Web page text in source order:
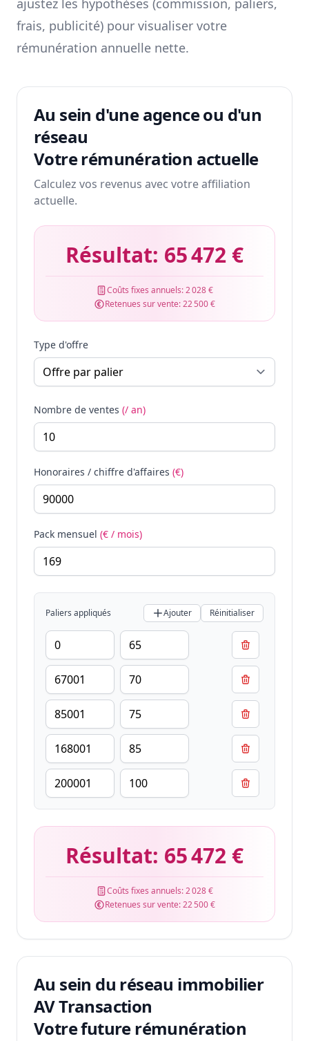
ajustez les hypothèses (commission, paliers,
frais, publicité) pour visualiser votre
rémunération annuelle nette.
Au sein d'une agence ou d'un
réseau
Votre rémunération actuelle
Calculez vos revenus avec votre affiliation
actuelle.
Résultat: 65 472 €
Coûts fixes annuels:2 028 €
Retenues sur vente:22 500 €
Type d'offre
Nombre de ventes (/ an)
Honoraires / chiffre d'affaires (€)
Pack mensuel (€ / mois)
Paliers appliqués Ajouter Réinitialiser
Résultat: 65 472 €
Coûts fixes annuels:2 028 €
Retenues sur vente:22 500 €
Au sein du réseau immobilier
AV Transaction
Votre future rémunération